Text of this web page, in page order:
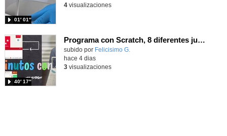
01′ 01″
4visualizaciones
Programa con Scratch, 8 diferentes juegos para vivir la emoción de los partidos de España en el mundial 2026
Contenido educativo.
subido por Felicisimo G.
40′ 17″
hace 4 dias
3visualizaciones